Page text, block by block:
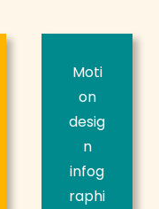
Moti
on
desig
n
infog
raphi